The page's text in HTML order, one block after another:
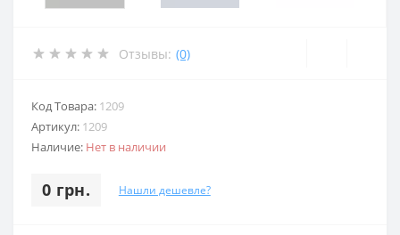
Отзывы: (0)
Код Товара: 1209
Артикул: 1209
Наличие: Нет в наличии
0 грн. Нашли дешевле?